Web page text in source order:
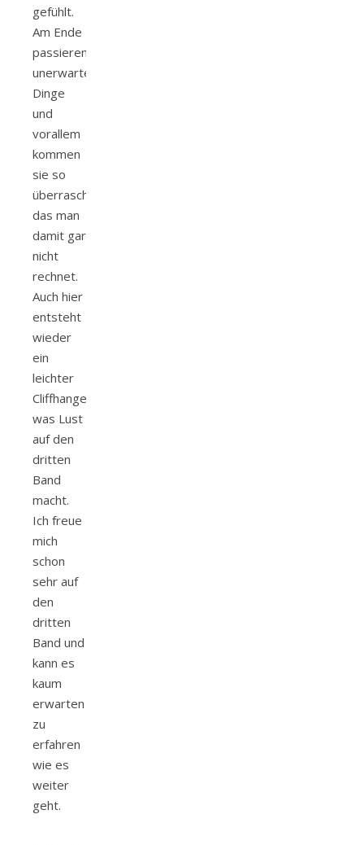
gefühlt.
Am Ende
passieren
unerwartete
Dinge
und
vorallem
kommen
sie so
überraschend,
das man
damit gar
nicht
rechnet.
Auch hier
entsteht
wieder
ein
leichter
Cliffhanger,
was Lust
auf den
dritten
Band
macht.
Ich freue
mich
schon
sehr auf
den
dritten
Band und
kann es
kaum
erwarten
zu
erfahren
wie es
weiter
geht.